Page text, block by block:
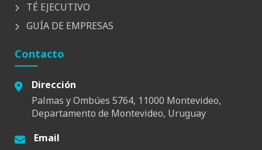
TÉ EJECUTIVO
GUÍA DE EMPRESAS
Contacto
Dirección
Palmas y Ombúes 5764, 11000 Montevideo,
Departamento de Montevideo, Uruguay
Email